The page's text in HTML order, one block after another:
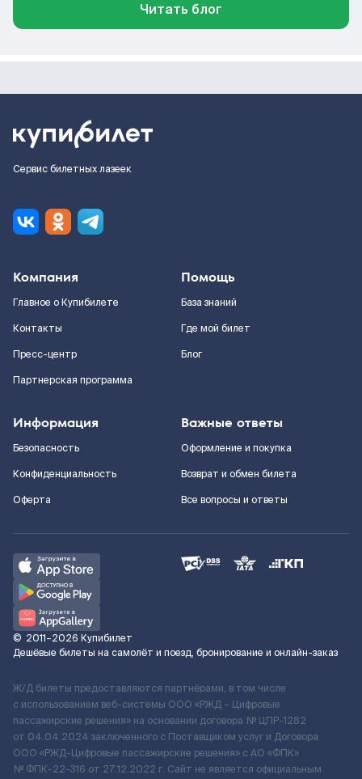
Читать блог
Сервис билетных лазеек
Компания
Главное о Купибилете
Контакты
Пресс-центр
Партнерская программа
Помощь
База знаний
Где мой билет
Блог
Информация
Безопасность
Конфиденциальность
Оферта
Важные ответы
Оформление и покупка
Возврат и обмен билета
Все вопросы и ответы
© 2011–2026 Купибилет
Дешёвые билеты на самолёт и поезд, бронирование и онлайн-заказ
Ж/Д билеты предоставляются партнёрами, в том числе
с использованием веб-системы ООО «РЖД – Цифровые
пассажирские решения» на основании договора № ЦПР-1282
от 04.04.2024 заключенного с Поставщиком услуг и Договора
ООО «РЖД-Цифровые пассажирские решения» c АО «ФПК»
№ ФПК-22-316 от 27.12.2022 г. Сайт не является официальным